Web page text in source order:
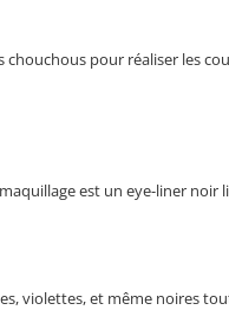
pour réaliser les
est un eye-liner noir
violettes, et même noires